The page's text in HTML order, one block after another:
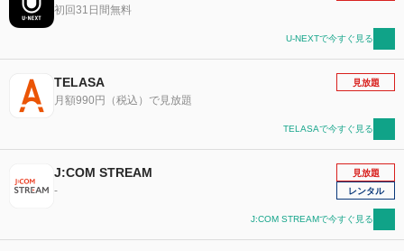
初回31日間無料
U-NEXTで今すぐ見る
TELASA
月額990円（税込）で見放題
見放題
TELASAで今すぐ見る
J:COM STREAM
-
見放題
レンタル
J:COM STREAMで今すぐ見る